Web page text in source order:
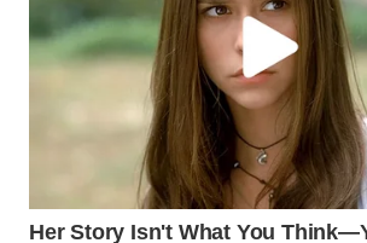
FORJASIDA
SITUNGIR
NEWS